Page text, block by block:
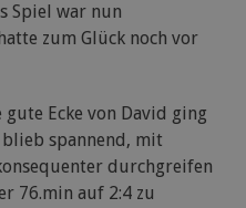
Spiel war nun
zum Glück noch vor
Ecke von David ging
spannend, mit
durchgreifen
76.min auf 2:4 zu